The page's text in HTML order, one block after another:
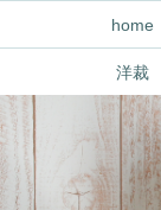
home
洋裁